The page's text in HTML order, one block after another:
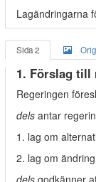
Lagändringarna
Sida 2
1. Förslag till
Regeringen
dels antar
1. lag om
2. lag om
dels godkänner